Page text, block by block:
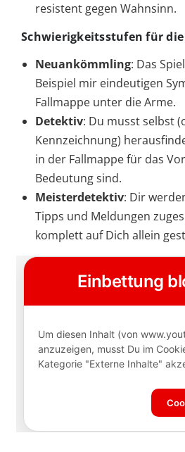
resistent gegen Wahnsinn.
Schwierigkeitsstufen für
Neuankömmling: Das
Beispiel mir eindeutigen
Fallmappe unter die Arme.
Detektiv: Du musst selbst
Kennzeichnung)
in der Fallmappe für das
Bedeutung sind.
Meisterdetektiv: Dir
Tipps und Meldungen
komplett auf Dich allein